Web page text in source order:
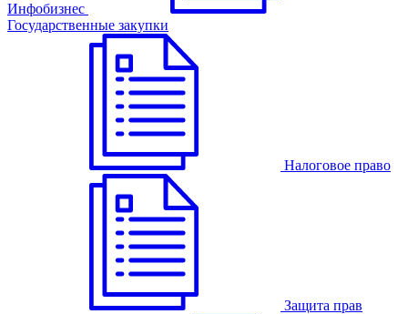
Инфобизнес
Государственные закупки
Налоговое право
Защита прав